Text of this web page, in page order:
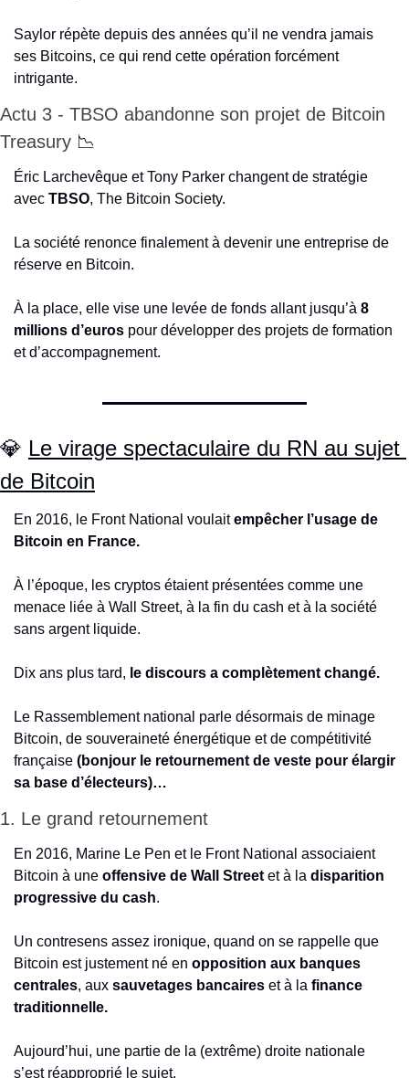
Saylor répète depuis des années qu’il ne vendra jamais
ses Bitcoins, ce qui rend cette opération forcément
intrigante.
Actu 3 - TBSO abandonne son projet de Bitcoin
Treasury 📉
Éric Larchevêque et Tony Parker changent de stratégie
avec TBSO, The Bitcoin Society.
La société renonce finalement à devenir une entreprise de
réserve en Bitcoin.
À la place, elle vise une levée de fonds allant jusqu’à 8
millions d’euros pour développer des projets de formation
et d’accompagnement.
💎 Le virage spectaculaire du RN au sujet
de Bitcoin
En 2016, le Front National voulait empêcher l’usage de
Bitcoin en France.
À l’époque, les cryptos étaient présentées comme une
menace liée à Wall Street, à la fin du cash et à la société
sans argent liquide.
Dix ans plus tard, le discours a complètement changé.
Le Rassemblement national parle désormais de minage
Bitcoin, de souveraineté énergétique et de compétitivité
française (bonjour le retournement de veste pour élargir
sa base d’électeurs)…
1. Le grand retournement
En 2016, Marine Le Pen et le Front National associaient
Bitcoin à une offensive de Wall Street et à la disparition
progressive du cash.
Un contresens assez ironique, quand on se rappelle que
Bitcoin est justement né en opposition aux banques
centrales, aux sauvetages bancaires et à la finance
traditionnelle.
Aujourd’hui, une partie de la (extrême) droite nationale
s’est réapproprié le sujet.